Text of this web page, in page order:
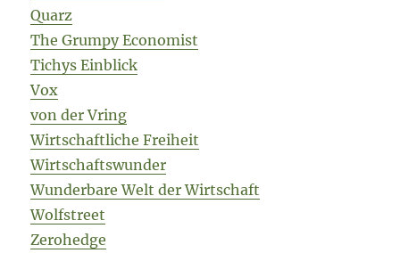
Quarz
The Grumpy Economist
Tichys Einblick
Vox
von der Vring
Wirtschaftliche Freiheit
Wirtschaftswunder
Wunderbare Welt der Wirtschaft
Wolfstreet
Zerohedge